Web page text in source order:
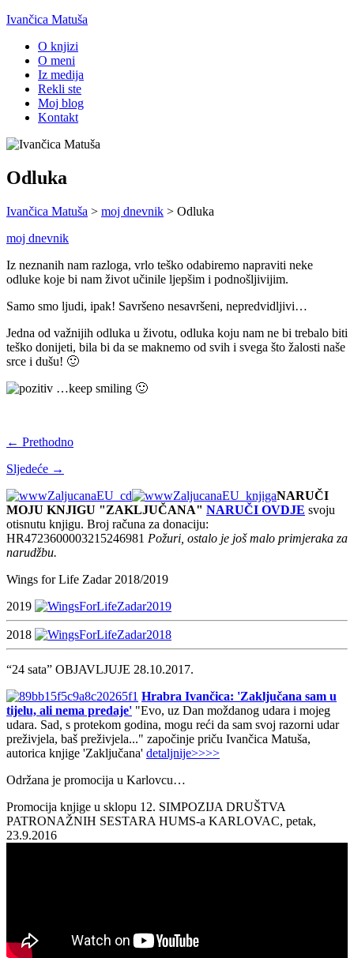
Ivančica Matuša
O knjizi
O meni
Iz medija
Rekli ste
Moj blog
Kontakt
Odluka
Ivančica Matuša > moj dnevnik > Odluka
moj dnevnik
Iz neznanih nam razloga, vrlo teško odabiremo napraviti neke
odluke koje bi nam život učinile ljepšim i podnošljivijim.
Samo smo ljudi, ipak! Savršeno nesavršeni, nepredvidljivi…
Jedna od važnijih odluka u životu, odluka koju nam ne bi trebalo biti
teško donijeti, bila bi da se maknemo od svih i svega što žalosti naše
srce i dušu! 🙂
…keep smiling 🙂
← Prethodno
Sljedeće →
NARUČI
MOJU KNJIGU "ZAKLJUČANA" NARUČI OVDJE svoju
otisnutu knjigu. Broj računa za donaciju:
HR4723600003215246981 Požuri, ostalo je još malo primjeraka za
narudžbu.
Wings for Life Zadar 2018/2019
2019
2018
“24 sata” OBJAVLJUJE 28.10.2017.
Hrabra Ivančica: 'Zaključana sam u
tijelu, ali nema predaje' "Evo, uz Dan moždanog udara i mojeg
udara. Sad, s protekom godina, mogu reći da sam svoj razorni udar
preživjela, baš preživjela..." započinje priču Ivančica Matuša,
autorica knjige 'Zaključana' detaljnije>>>>
Održana je promocija u Karlovcu…
Promocija knjige u sklopu 12. SIMPOZIJA DRUŠTVA
PATRONAŽNIH SESTARA HUMS-a KARLOVAC, petak,
23.9.2016